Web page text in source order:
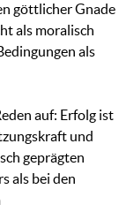
göttlicher Gnade
als moralisch
als
auf: Erfolg ist
und
geprägten
als bei den